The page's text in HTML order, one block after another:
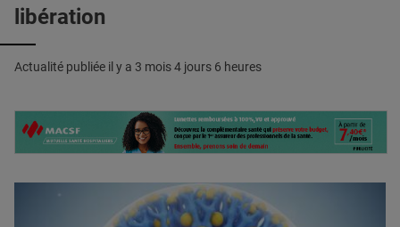
CRÉDITS
libération
Actualité publiée il y a 3 mois 4 jours 6 heures